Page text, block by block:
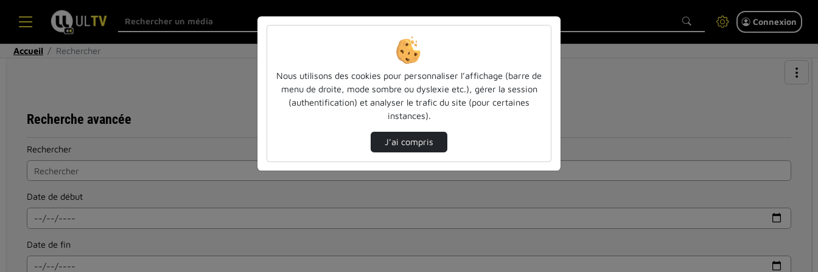
Connexion
Accueil Rechercher
Recherche avancée
Rechercher
Date de début
Date de fin
Nous utilisons des cookies pour personnaliser l’affichage (barre de
menu de droite, mode sombre ou dyslexie etc.), gérer la session
(authentification) et analyser le trafic du site (pour certaines
instances).
J’ai compris